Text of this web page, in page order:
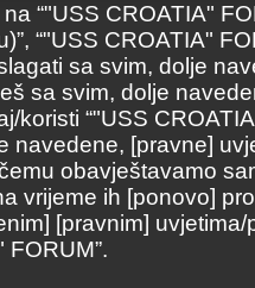
“"USS CROATIA"
“"USS CROATIA"
sa svim, dolje
sa svim, dolje
koristi “"USS
navedene, [pravne]
obavještavamo
vrijeme ih [ponovo]
[pravnim]
FORUM”.